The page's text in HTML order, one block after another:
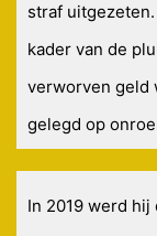
straf
kader van de
verworven geld
gelegd op
In 2019 werd